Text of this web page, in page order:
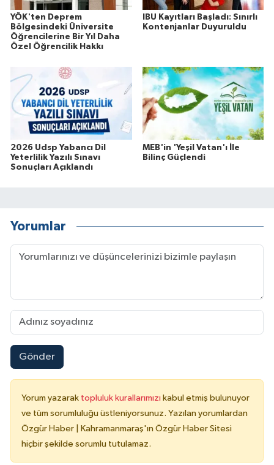
YÖK'ten Deprem
Bölgesindeki Üniversite
Öğrencilerine Bir Yıl Daha
Özel Öğrencilik Hakkı
IBU Kayıtları Başladı: Sınırlı
Kontenjanlar Duyuruldu
2026 Udsp Yabancı Dil
Yeterlilik Yazılı Sınavı
Sonuçları Açıklandı
MEB'in 'Yeşil Vatan'ı İle
Bilinç Güçlendi
Yorumlar
Gönder
Yorum yazarak topluluk kurallarımızı kabul etmiş bulunuyor
ve tüm sorumluluğu üstleniyorsunuz. Yazılan yorumlardan
Özgür Haber | Kahramanmaraş'ın Özgür Haber Sitesi
hiçbir şekilde sorumlu tutulamaz.